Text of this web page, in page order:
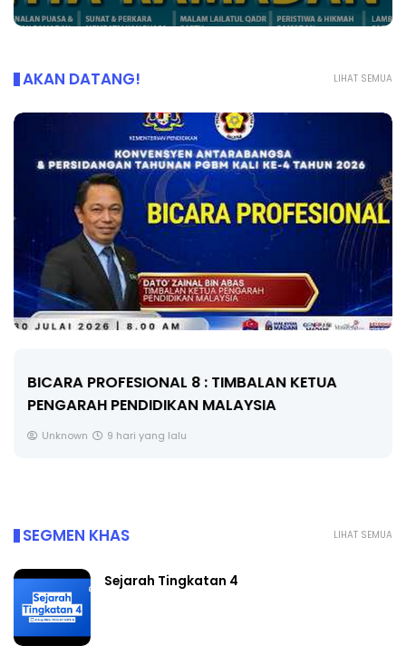
LIHAT SEMUA
AKAN DATANG!
BICARA PROFESIONAL 8 : TIMBALAN KETUA
PENGARAH PENDIDIKAN MALAYSIA
Unknown 9 hari yang lalu
LIHAT SEMUA
SEGMEN KHAS
Sejarah Tingkatan 4